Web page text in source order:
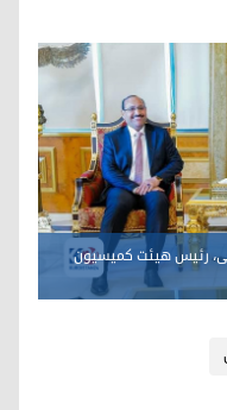
رئیس هیئت کمیسیون